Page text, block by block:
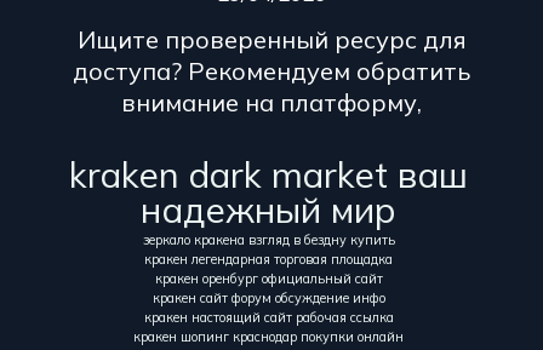
Ищите проверенный ресурс для
доступа? Рекомендуем обратить
внимание на платформу,
kraken dark market ваш
надежный мир
зеркало кракена взгляд в бездну купить
кракен легендарная торговая площадка
кракен оренбург официальный сайт
кракен сайт форум обсуждение инфо
кракен настоящий сайт рабочая ссылка
кракен шопинг краснодар покупки онлайн